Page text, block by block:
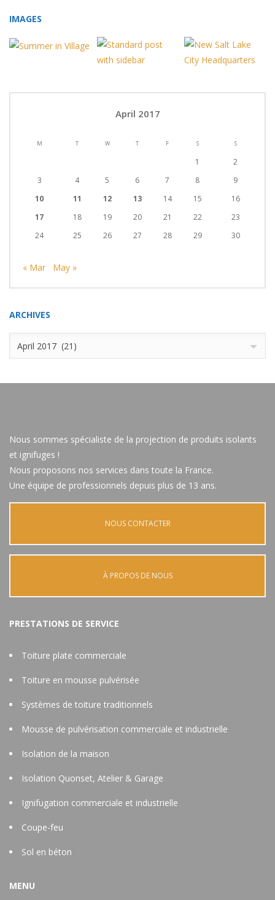
IMAGES
April 2017
M T W T F S S
1
2
3
4 5 6 7 8
9
10
11 12 13 14 15
16
17
18 19 20 21 22
23
24
25 26 27 28 29 30
« Mar May »
ARCHIVES
Archives
April 2017 (21)
Nous sommes spécialiste de la projection de produits isolants
et ignifuges !
Nous proposons nos services dans toute la France.
Une équipe de professionnels depuis plus de 13 ans.
NOUS CONTACTER
À PROPOS DE NOUS
PRESTATIONS DE SERVICE
Toiture plate commerciale
Toiture en mousse pulvérisée
Systèmes de toiture traditionnels
Mousse de pulvérisation commerciale et industrielle
Isolation de la maison
Isolation Quonset, Atelier & Garage
Ignifugation commerciale et industrielle
Coupe-feu
Sol en béton
MENU